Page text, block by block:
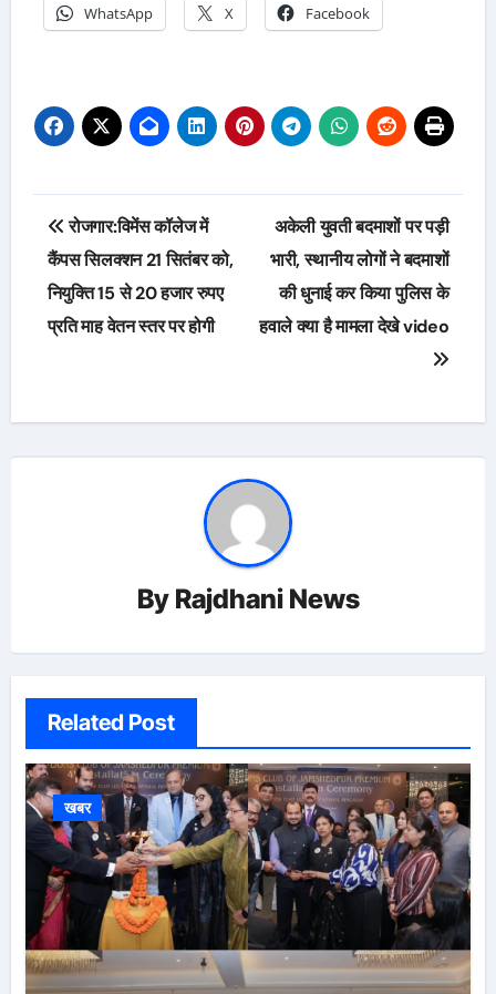
WhatsApp X Facebook
Post
navigation
रोजगार:विमेंस कॉलेज में
कैंपस सिलक्शन 21 सितंबर को,
नियुक्ति 15 से 20 हजार रुपए
प्रति माह वेतन स्तर पर होगी
अकेली युवती बदमाशों पर पड़ी
भारी, स्थानीय लोगों ने बदमाशों
की धुनाई कर किया पुलिस के
हवाले क्या है मामला देखे video
By Rajdhani News
Related Post
खबर